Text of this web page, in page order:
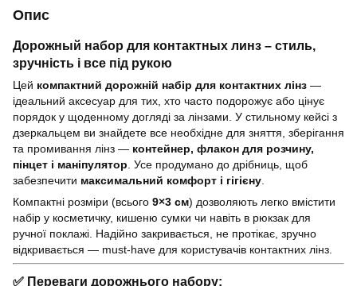
Опис
Дорожный набор для контактных линз – стиль,
зручність і все під рукою
Цей компактний дорожній набір для контактних лінз —
ідеальний аксесуар для тих, хто часто подорожує або цінує
порядок у щоденному догляді за лінзами. У стильному кейсі з
дзеркальцем ви знайдете все необхідне для зняття, зберігання
та промивання лінз — контейнер, флакон для розчину,
пінцет і маніпулятор . Усе продумано до дрібниць, щоб
забезпечити максимальний комфорт і гігієну
Компактні розміри (всього 9×3 см) дозволяють легко вмістити
набір у косметичку, кишеню сумки чи навіть в рюкзак для
ручної поклажі. Надійно закривається, не протікає, зручно
відкривається — must-have для користувачів контактних лінз.
✅ Переваги дорожнього набору: